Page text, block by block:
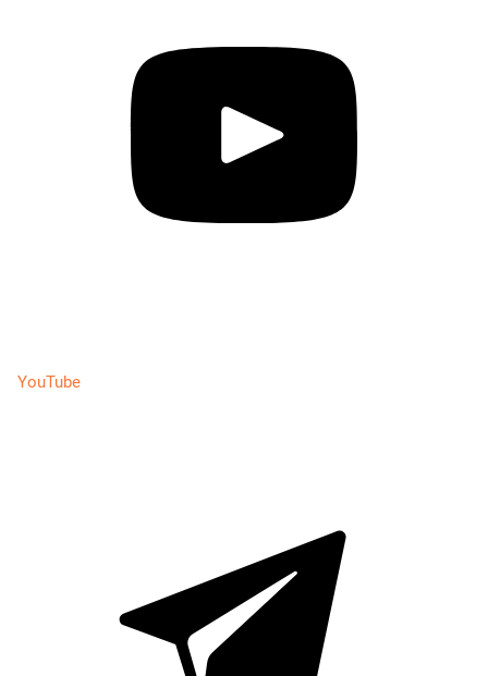
YouTube